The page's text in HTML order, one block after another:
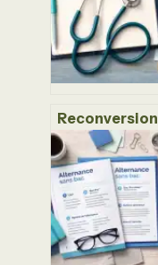
ostéopathie :
ans d’études,
000 €
et une